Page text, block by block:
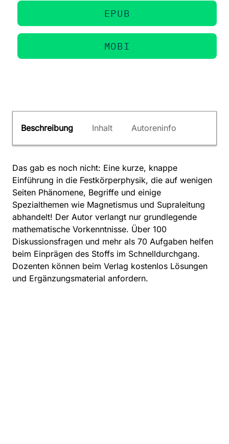
EPUB
MOBI
Beschreibung Inhalt Autoreninfo
Das gab es noch nicht: Eine kurze, knappe
Einführung in die Festkörperphysik, die auf wenigen
Seiten Phänomene, Begriffe und einige
Spezialthemen wie Magnetismus und Supraleitung
abhandelt! Der Autor verlangt nur grundlegende
mathematische Vorkenntnisse. Über 100
Diskussionsfragen und mehr als 70 Aufgaben helfen
beim Einprägen des Stoffs im Schnelldurchgang.
Dozenten können beim Verlag kostenlos Lösungen
und Ergänzungsmaterial anfordern.